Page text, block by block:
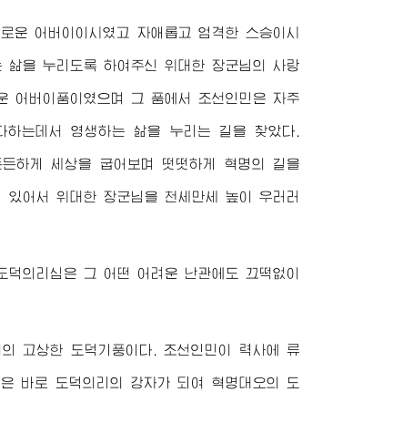
운 어버이이시였고 자애롭고 엄격한 스승이시
삶을 누리도록 하여주신 위대한 장군님 의 사랑
어버이품이였으며 그 품에서 조선인민은 자주
하는데서 영생하는 삶을 누리는 길을 찾았다.
하게 세상을 굽어보며 떳떳하게 혁명의 길을
있어서 위대한 장군님 을 천세만세 높이 우러러
의리심은 그 어떤 어려운 난관에도 끄떡없이
고상한 도덕기풍이다. 조선인민이 력사에 류
바로 도덕의리의 강자가 되여 혁명대오의 도